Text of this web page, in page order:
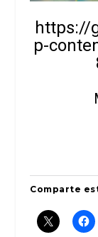
https://
p-
Comparte